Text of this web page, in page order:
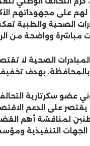
لهم على مجهوداتهم
الصحية والطبية
مباشرة وواضحة من
الصحية لا
بالمحافظة، بهدف
عضو سكرتارية
يقتصر على الدعم
لمناقشة أهم
الجهات التنفيذية